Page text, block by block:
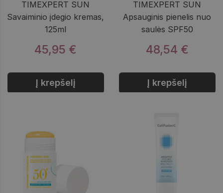
TIMEXPERT SUN
Savaiminio įdegio kremas,
125ml
45,95 €
Į krepšelį
TIMEXPERT SUN
Apsauginis pienelis nuo
saulės SPF50
48,54 €
Į krepšelį